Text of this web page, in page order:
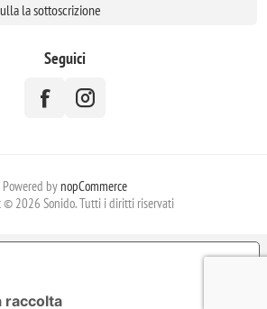
la sottoscrizione
Seguici
Powered by nopCommerce
© 2026 Sonido. Tutti i diritti riservati
raccolta
PREFERENZE RELATIVE ALLA